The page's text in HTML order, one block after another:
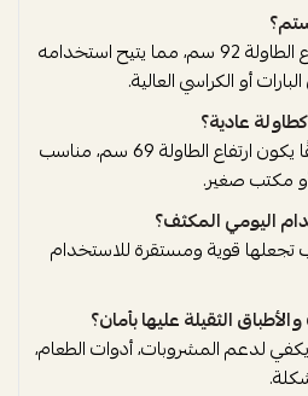
عند فتح البيستم يصبح ارتفاع الطاولة 92 سم، مما يتيح استخدامه
أو الكراسي العالية.
عادية؟
نعم، عند إبقاء البيستم مغلقًا يكون ارتفاع الطاولة 69 سم، مناسب
مكتب صغير.
اليومي المكثف؟
قوية ومستقرة للاستخدام
الثقيلة عليها بأمان؟
لدعم المشروبات، أدوات الطعام،